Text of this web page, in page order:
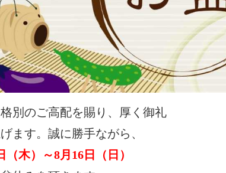
別のご高配を賜り、厚く御礼
ます。誠に勝手ながら、
（木）～8月16日（日）